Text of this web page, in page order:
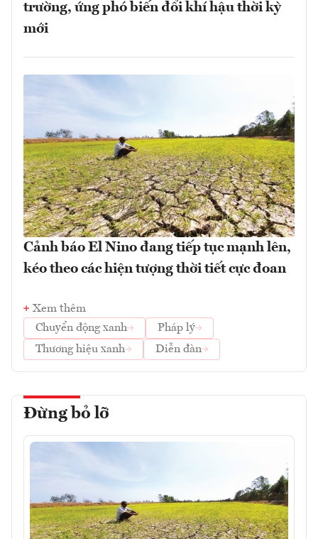
trường, ứng phó biến đổi khí hậu thời kỳ
mới
Cảnh báo El Nino đang tiếp tục mạnh lên,
kéo theo các hiện tượng thời tiết cực đoan
Xem thêm
Chuyển động xanh
Pháp lý
Thương hiệu xanh
Diễn đàn
Đừng bỏ lỡ